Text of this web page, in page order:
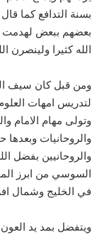
بسنة التدافع كما
بعضهم ببعض لهدمت
الله كثيرا ولينصرن
ومن قبل كان سيف
لتدريس امهات
وتولى مهام الامام
والروحانيات
والروحانيين بفضل
السوسي من ابرز
في الخليج وشمال
ويتفضل بمد يد